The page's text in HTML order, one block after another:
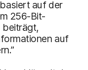
auf der
256-Bit-
beiträgt,
auf